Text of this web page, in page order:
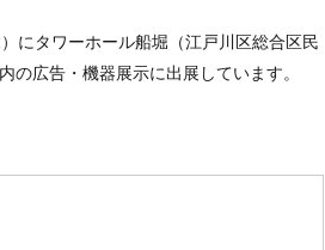
にタワーホール船堀（江戸川区総合区民
広告・機器展示に出展しています。